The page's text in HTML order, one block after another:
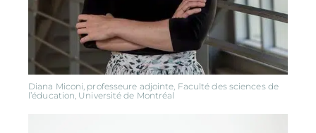
Diana Miconi, professeure adjointe, Faculté des sciences de
l’éducation, Université de Montréal